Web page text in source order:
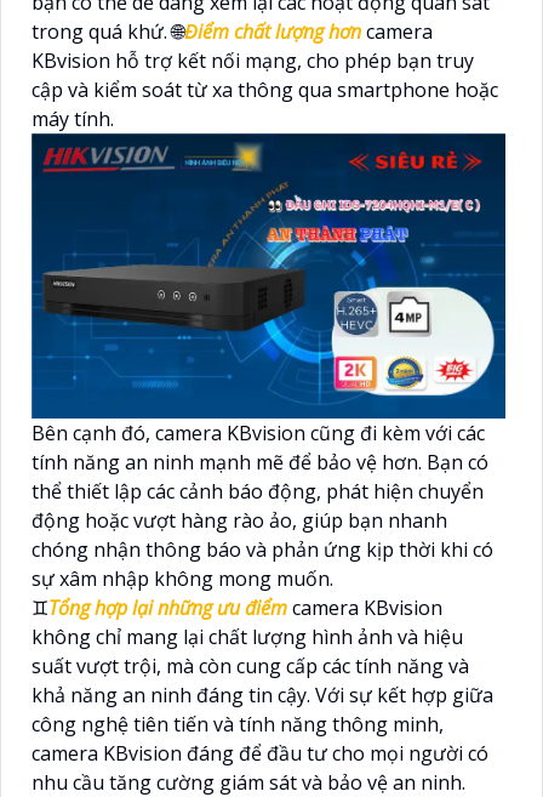
trong quá khứ. 🌐Điểm chất lượng hơncamera
KBvision hỗ trợ kết nối mạng, cho phép bạn truy
cập và kiểm soát từ xa thông qua smartphone hoặc
máy tính.
Bên cạnh đó, camera KBvision cũng đi kèm với các
tính năng an ninh mạnh mẽ để bảo vệ hơn. Bạn có
thể thiết lập các cảnh báo động, phát hiện chuyển
động hoặc vượt hàng rào ảo, giúp bạn nhanh
chóng nhận thông báo và phản ứng kịp thời khi có
sự xâm nhập không mong muốn.
♊Tổng hợp lại những ưu điểmcamera KBvision
không chỉ mang lại chất lượng hình ảnh và hiệu
suất vượt trội, mà còn cung cấp các tính năng và
khả năng an ninh đáng tin cậy. Với sự kết hợp giữa
công nghệ tiên tiến và tính năng thông minh,
camera KBvision đáng để đầu tư cho mọi người có
nhu cầu tăng cường giám sát và bảo vệ an ninh.